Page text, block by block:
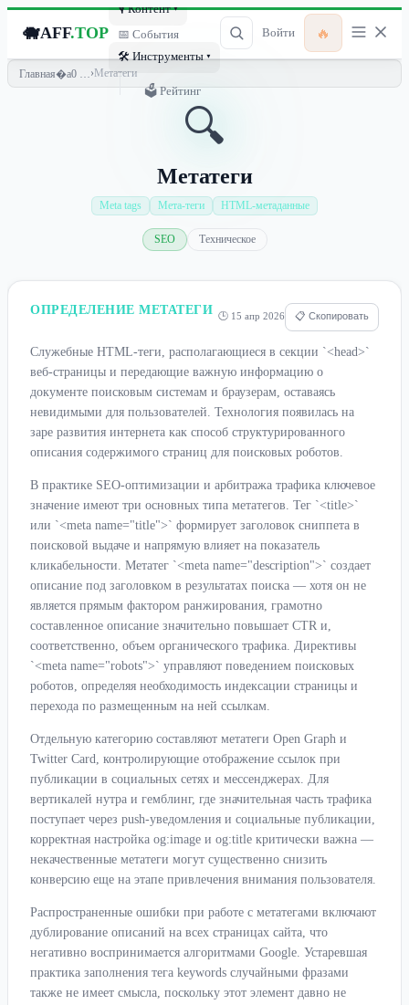
🐗AFF.TOP
🎙 Контент ▾
📅 События
🛠 Инструменты ▾
🗳 Рейтинг
Войти 🔥
Главная › Метатеги
🔍
Метатеги
Meta tags Мета-теги HTML-метаданные
SEO Техническое
ОПРЕДЕЛЕНИЕ МЕТАТЕГИ 🕒 15 апр 2026 📋 Скопировать
Служебные HTML-теги, располагающиеся в секции `<head>`
веб-страницы и передающие важную информацию о
документе поисковым системам и браузерам, оставаясь
невидимыми для пользователей. Технология появилась на
заре развития интернета как способ структурированного
описания содержимого страниц для поисковых роботов.
В практике SEO-оптимизации и арбитража трафика ключевое
значение имеют три основных типа метатегов. Тег `<title>`
или `<meta name="title">` формирует заголовок сниппета в
поисковой выдаче и напрямую влияет на показатель
кликабельности. Метатег `<meta name="description">` создает
описание под заголовком в результатах поиска — хотя он не
является прямым фактором ранжирования, грамотно
составленное описание значительно повышает CTR и,
соответственно, объем органического трафика. Директивы
`<meta name="robots">` управляют поведением поисковых
роботов, определяя необходимость индексации страницы и
перехода по размещенным на ней ссылкам.
Отдельную категорию составляют метатеги Open Graph и
Twitter Card, контролирующие отображение ссылок при
публикации в социальных сетях и мессенджерах. Для
вертикалей нутра и гемблинг, где значительная часть трафика
поступает через push-уведомления и социальные публикации,
корректная настройка og:image и og:title критически важна —
некачественные метатеги могут существенно снизить
конверсию еще на этапе привлечения внимания пользователя.
Распространенные ошибки при работе с метатегами включают
дублирование описаний на всех страницах сайта, что
негативно воспринимается алгоритмами Google. Устаревшая
практика заполнения тега keywords случайными фразами
также не имеет смысла, поскольку этот элемент давно не